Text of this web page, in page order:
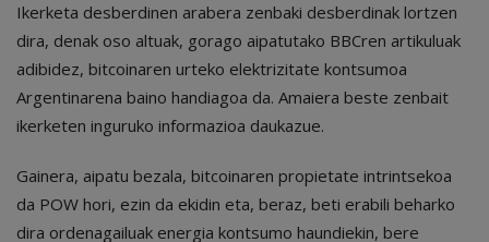
Ikerketa desberdinen arabera zenbaki desberdinak lortzen
dira, denak oso altuak, gorago aipatutako BBCren artikuluak
adibidez, bitcoinaren urteko elektrizitate kontsumoa
Argentinarena baino handiagoa da. Amaiera beste zenbait
ikerketen inguruko informazioa daukazue.
Gainera, aipatu bezala, bitcoinaren propietate intrintsekoa
da POW hori, ezin da ekidin eta, beraz, beti erabili beharko
dira ordenagailuak energia kontsumo haundiekin, bere